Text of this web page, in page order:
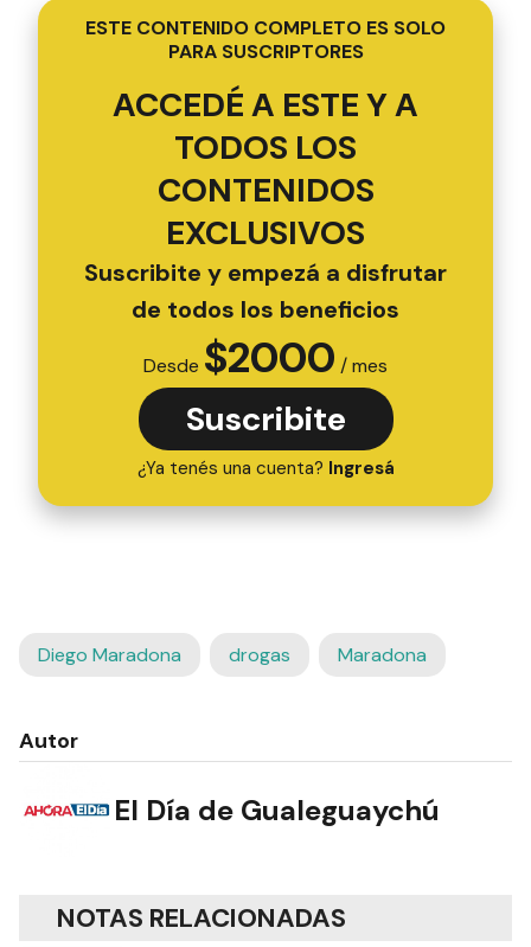
ESTE CONTENIDO COMPLETO ES SOLO
PARA SUSCRIPTORES
ACCEDÉ A ESTE Y A
TODOS LOS
CONTENIDOS
EXCLUSIVOS
Suscribite y empezá a disfrutar
de todos los beneficios
Desde $2000 / mes
Suscribite
¿Ya tenés una cuenta? Ingresá
Diego Maradona drogas Maradona
Autor
El Día de Gualeguaychú
NOTAS RELACIONADAS